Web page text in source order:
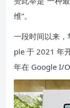
维”。
一段时间以来
ple 于 2021 年
年在 Google I/